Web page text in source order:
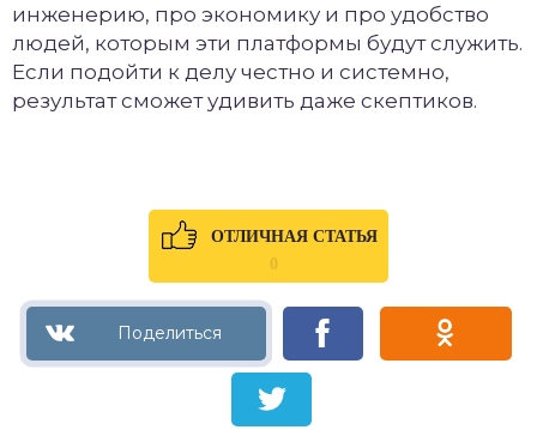
инженерию, про экономику и про удобство
людей, которым эти платформы будут служить.
Если подойти к делу честно и системно,
результат сможет удивить даже скептиков.
ОТЛИЧНАЯ СТАТЬЯ
0